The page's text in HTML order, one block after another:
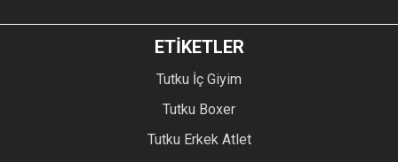
ETİKETLER
Tutku İç Giyim
Tutku Boxer
Tutku Erkek Atlet